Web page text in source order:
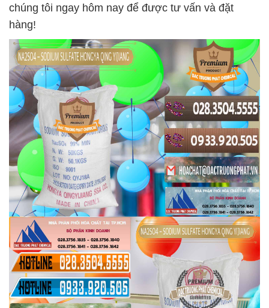
chúng tôi ngay hôm nay để được tư vấn và đặt
hàng!